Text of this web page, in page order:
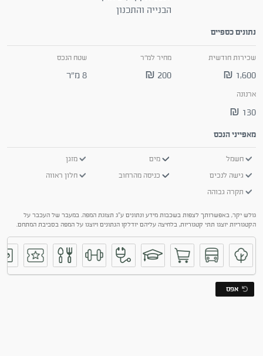
הבנייה והתכנון
נתונים כספיים
שכירות חודשית
1,600 ₪
מחיר למ"ר
200 ₪
שטח הנכס
8 מ"ר
ארנונה
130 ₪
מאפייני הנכס
חשמל מים
מזגן
גישה לנכים
כניסה מהרחוב
חלון ראווה
תקרה גבוהה
גולש יקר, באפשרותך לצפות בשכבות מידע ונתונים ע"ג תצוגת המפה. במעבר של העכבר על
הקטגוריות יוצגו תתי קטגוריות, בלחיצה עליהם יודלקו הנתונים ויוצגו על המפה בסביבת המתחם.
אפס